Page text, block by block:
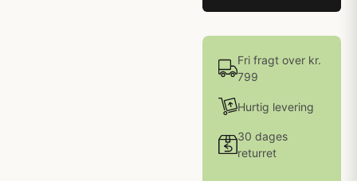
Fri fragt over kr.
799
Hurtig levering
30 dages
returret